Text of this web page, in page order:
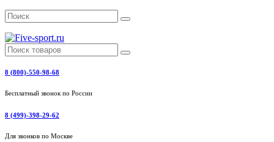
8 (800)-550-98-68
Бесплатный звонок по России
8 (499)-398-29-62
Для звонков по Москве